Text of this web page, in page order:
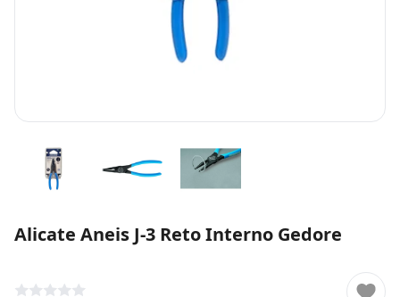
Alicate Aneis J-3 Reto Interno Gedore